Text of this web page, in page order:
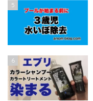
5
6